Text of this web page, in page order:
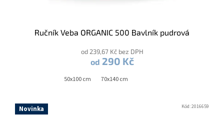
Ručník Veba ORGANIC 500 Bavlník pudrová
od 239,67 Kč bez DPH
od 290 Kč
50x100 cm 70x140 cm
Novinka Kód:2016659